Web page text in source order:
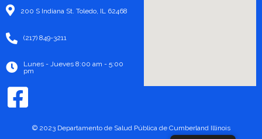
200 S Indiana St. Toledo, IL 62468
(217) 849-3211
Lunes - Jueves 8:00 am - 5:00
pm
© 2023 Departamento de Salud Pública de Cumberland Illinois